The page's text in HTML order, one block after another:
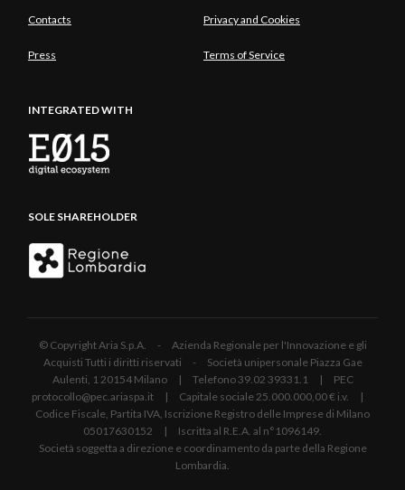
Contacts Privacy and Cookies
Press Terms of Service
INTEGRATED WITH
SOLE SHAREHOLDER
© Copyright Aria S.p.A. - Azienda Regionale per l'Innovazione e gli
Acquisti Tutti i diritti riservati - Società unipersonale Piazza Gae
Aulenti, 1 20154 Milano | Telefono 39.02 39331.1 | PEC
protocollo@pec.ariaspa.it | Capitale sociale 25.000.000,00 € i.v. |
Codice Fiscale, Partita IVA, Iscrizione Registro delle Imprese di Milano
05017630152 | Iscritta al R.E.A. al n°1096149.
Società soggetta a direzione e coordinamento da parte della Regione
Lombardia.